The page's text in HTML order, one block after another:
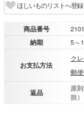
ほしいものリストへ登録
商品番号
納期
5～
お支払方法
ク
郵
返品
原
担）